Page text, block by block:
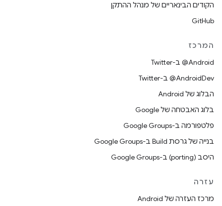
הקודים הבינאריים של מנהל ההתקן
GitHub
המרכז
‎@Android ב-Twitter
‎@AndroidDev ב-Twitter
הבלוג של Android
בלוג האבטחה של Google
פלטפורמה ב-Google Groups
בנייה של גרסת Build ב-Google Groups
היסב (porting) ב-Google Groups
עזרה
מרכז העזרה של Android